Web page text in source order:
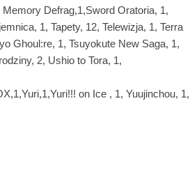
Defrag,1,Sword Oratoria, 1,
1, Tapety, 12, Telewizja, 1, Terra
Ghoul:re, 1, Tsuyokute New Saga, 1,
2, Ushio to Tora, 1,
on Ice , 1, Yuujinchou, 1,